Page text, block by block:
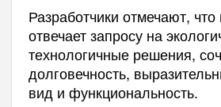
Разработчики отмечают,
отвечает запросу на
технологичные решения,
долговечность,
вид и функциональность.